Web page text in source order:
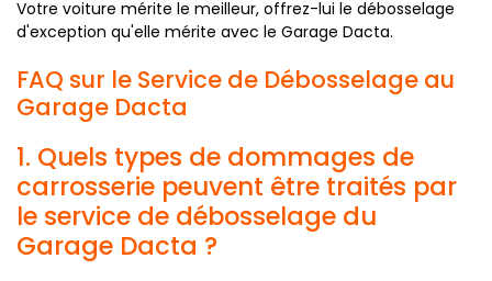
Votre voiture mérite le meilleur, offrez-lui le débosselage
d'exception qu'elle mérite avec le Garage Dacta.
FAQ sur le Service de Débosselage au
Garage Dacta
1. Quels types de dommages de
carrosserie peuvent être traités par
le service de débosselage du
Garage Dacta ?